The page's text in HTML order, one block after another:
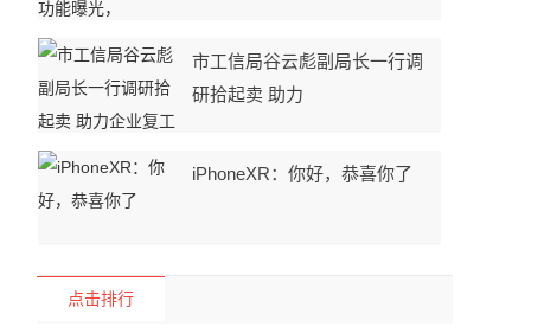
市工信局谷云彪副局长一行调
研拾起卖 助力
iPhoneXR：你好，恭喜你了
点击排行